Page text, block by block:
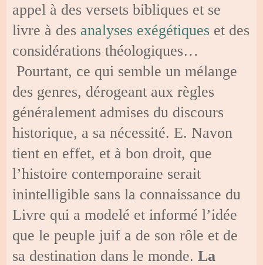
appel à des versets bibliques et se
livre à des analyses exégétiques et des
considérations théologiques…
Pourtant, ce qui semble un mélange
des genres, dérogeant aux règles
généralement admises du discours
historique, a sa nécessité. E. Navon
tient en effet, et à bon droit, que
l’histoire contemporaine serait
inintelligible sans la connaissance du
Livre qui a modelé et informé l’idée
que le peuple juif a de son rôle et de
sa destination dans le monde.La